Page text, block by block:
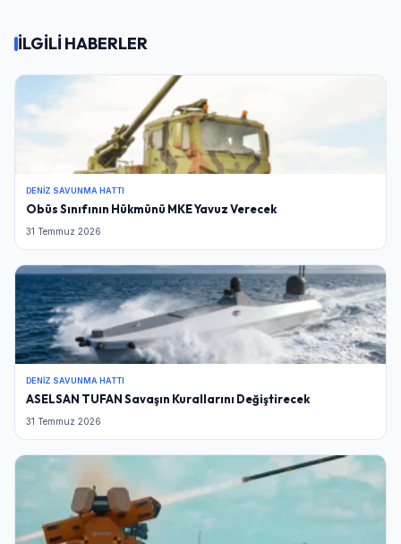
İLGİLİ HABERLER
DENIZ SAVUNMA HATTI
Obüs Sınıfının Hükmünü MKE Yavuz Verecek
31 Temmuz 2026
DENIZ SAVUNMA HATTI
ASELSAN TUFAN Savaşın Kurallarını Değiştirecek
31 Temmuz 2026